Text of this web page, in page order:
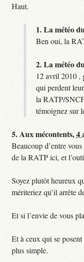
Haut.
1.La météo
Ben oui, la
2.La météo
12 avril 2010 ,
qui perdent
la RATP/
témoignez sur
5.Aux mécontents,4
Beaucoup d’entre
de la RATP ici, et
Soyez plutôt heureux
mériteriez qu’il arrête
Et si l’envie de vous
Et à ceux qui se
plus simple.